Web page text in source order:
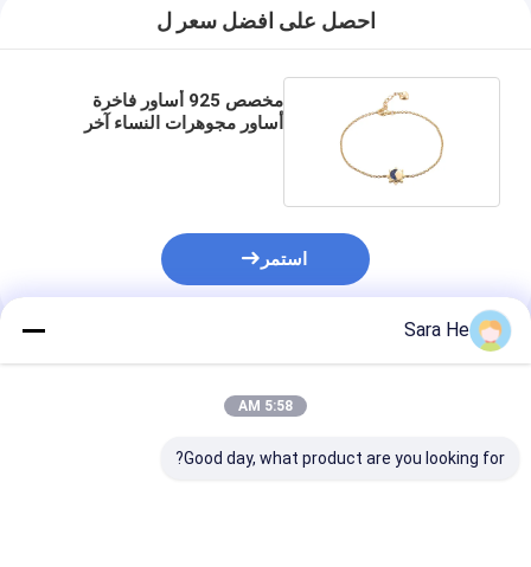
احصل على افضل سعر ل
مخصص 925 أساور فاخرة
أساور مجوهرات النساء آخر
استمر
المنتجات الموصى بها
Sara He
5:58 AM
Good day, what product are you looking for?